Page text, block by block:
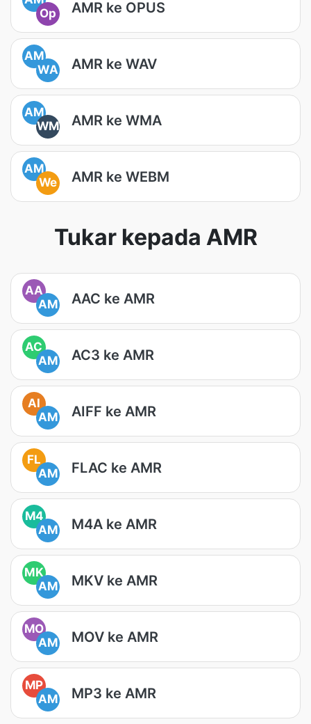
Op
AMR ke OPUS
AM
WA
AMR ke WAV
AM
WM
AMR ke WMA
AM
We
AMR ke WEBM
Tukar kepada AMR
AA
AM
AAC ke AMR
AC
AM
AC3 ke AMR
AI
AM
AIFF ke AMR
FL
AM
FLAC ke AMR
M4
AM
M4A ke AMR
MK
AM
MKV ke AMR
MO
AM
MOV ke AMR
MP
AM
MP3 ke AMR